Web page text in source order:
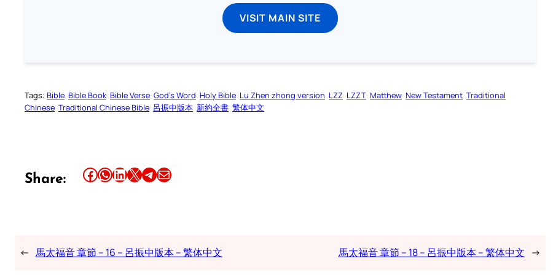
VISIT MAIN SITE
Tags: Bible Bible Book Bible Verse God’s Word Holy Bible Lu Zhen zhong version LZZ LZZT Matthew New Testament Traditional
Chinese Traditional Chinese Bible 呂振中版本 新約全書 繁体中文
Share: Share this article on Facebook Share this article on WhatsApp Share this article on LinkedIn Share this article on X Share this article on TelegramEmail this Article
← 馬太福音 章節 – 16 – 呂振中版本 – 繁体中文 馬太福音 章節 – 18 – 呂振中版本 – 繁体中文 →